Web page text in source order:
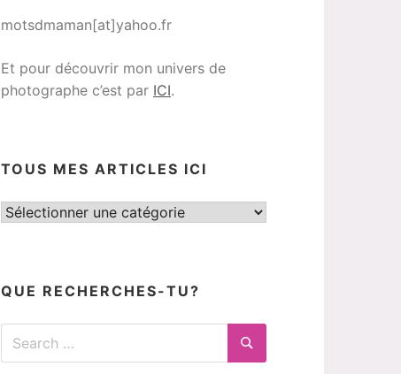
motsdmaman[at]yahoo.fr
Et pour découvrir mon univers de
photographe c’est par ICI.
TOUS MES ARTICLES ICI
Tous
QUE RECHERCHES-TU?
Search
Search